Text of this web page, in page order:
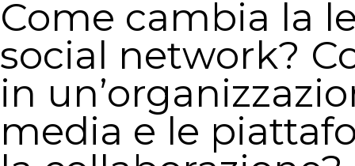
Come cambia la
social network?
in
media e le